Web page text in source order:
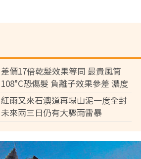
差價17倍乾髮效果等同 最貴風筒
108°C恐傷髮 負離子效果參差 濃度
差逾百倍
紅雨又來石澳道再塌山泥一度全封
未來兩三日仍有大驟雨雷暴